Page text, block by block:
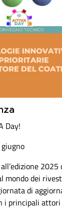
Day!
2025
mondo dei
di
i principali